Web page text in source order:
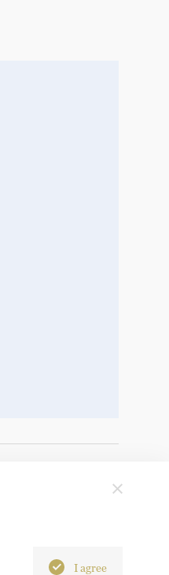
I agree